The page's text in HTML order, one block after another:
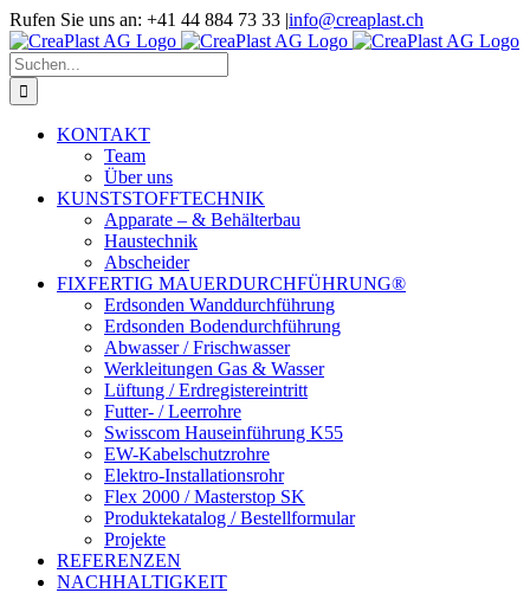
Zum
Inhalt
springen
Rufen Sie uns an: +41 44 884 73 33 |info@creaplast.ch
LinkedIn
Instagram
YouTube
Suche
nach:
KONTAKT
Team
Über uns
KUNSTSTOFFTECHNIK
Apparate – & Behälterbau
Haustechnik
Abscheider
FIXFERTIG MAUERDURCHFÜHRUNG®
Erdsonden Wanddurchführung
Erdsonden Bodendurchführung
Abwasser / Frischwasser
Werkleitungen Gas & Wasser
Lüftung / Erdregistereintritt
Futter- / Leerrohre
Swisscom Hauseinführung K55
EW-Kabelschutzrohre
Elektro-Installationsrohr
Flex 2000 / Masterstop SK
Produktekatalog / Bestellformular
Projekte
REFERENZEN
NACHHALTIGKEIT